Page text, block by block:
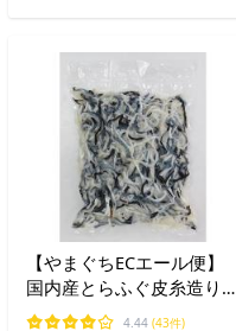
【やまぐちECエール便】
国内産とらふぐ皮糸造り
500g 冷凍商品 業務用
4.44 (43件)